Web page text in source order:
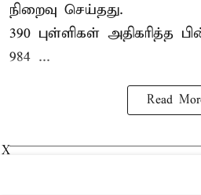
நிறைவு செய்தது.
390 புள்ளிகள் அதிகரித்த
984 ...
Read
X